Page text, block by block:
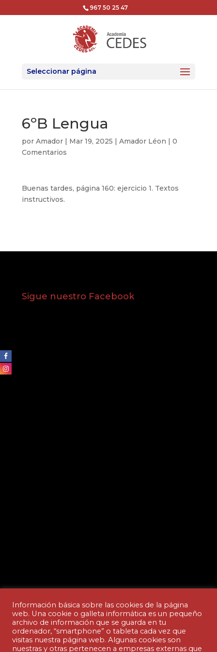
967 50 25 47
Seleccionar página
6ºB Lengua
por Amador| Mar 19, 2025 | Amador Léon | 0
Comentarios
Buenas tardes, página 160: ejercicio 1. Textos
instructivos.
Sigue nuestro Facebook
Aviso legal y Política de privacidad
Información básica sobre las cookies de la página
web. Una cookie o galleta informática es un pequeño
archivo de información que se guarda en tu
ordenador, “smartphone” o tableta cada vez que
visitas nuestra página web. Algunas cookies son
nuestras y otras pertenecen a empresas externas que